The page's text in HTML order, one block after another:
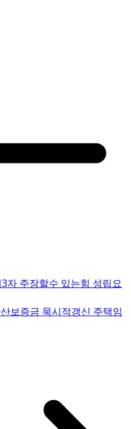
자 주장할수 있는힘 성립요
보증금 묵시적갱신 주택임